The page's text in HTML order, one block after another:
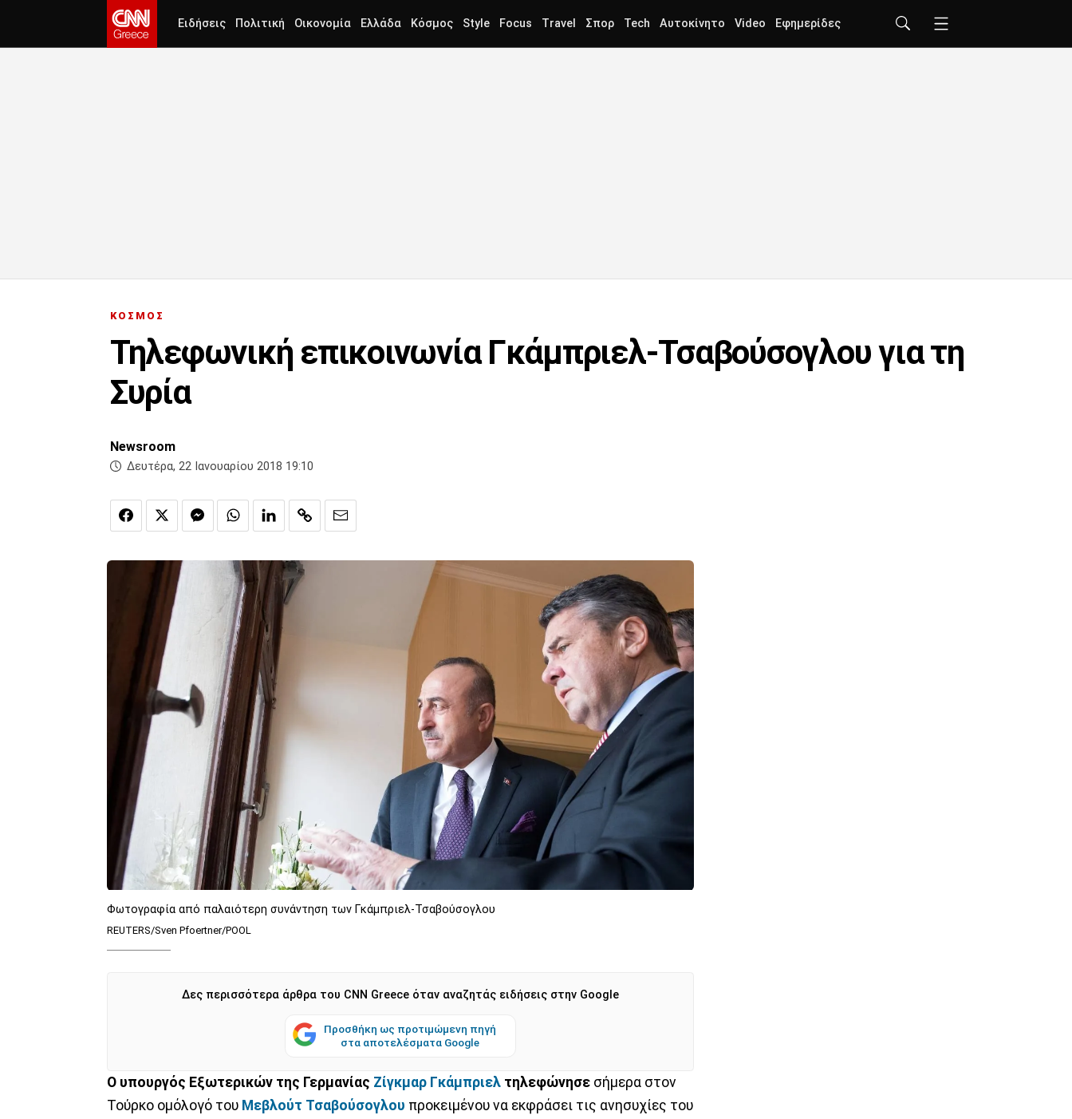
Ειδήσεις Πολιτική Οικονομία Ελλάδα Κόσμος Style Focus Travel Σπορ Tech Αυτοκίνητο Video Εφημερίδες
ΚΟΣΜΟΣ
Τηλεφωνική επικοινωνία Γκάμπριελ-Τσαβούσογλου για τη
Συρία
Newsroom
Δευτέρα, 22 Ιανουαρίου 2018 19:10
Φωτογραφία από παλαιότερη συνάντηση των Γκάμπριελ-Τσαβούσογλου
REUTERS/Sven Pfoertner/POOL
Δες περισσότερα άρθρα του CNN Greece όταν αναζητάς ειδήσεις στην Google
Προσθήκη ως προτιμώμενη πηγή
στα αποτελέσματα Google
Ο υπουργός Εξωτερικών της Γερμανίας Ζίγκμαρ Γκάμπριελ τηλεφώνησε σήμερα στον
Τούρκο ομόλογό του Μεβλούτ Τσαβούσογλου προκειμένου να εκφράσει τις ανησυχίες του